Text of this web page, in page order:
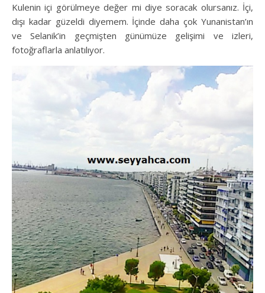
Kulenin içi görülmeye değer mi diye soracak olursanız. İçi,
dışı kadar güzeldi diyemem. İçinde daha çok Yunanistan’ın
ve Selanik’in geçmişten günümüze gelişimi ve izleri,
fotoğraflarla anlatılıyor.